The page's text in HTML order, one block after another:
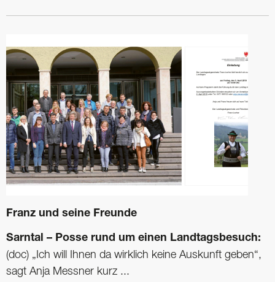
Franz und seine Freunde
Sarntal – Posse rund um einen Landtagsbesuch:
(doc) „Ich will Ihnen da wirklich keine Auskunft geben“,
sagt Anja Messner kurz ...